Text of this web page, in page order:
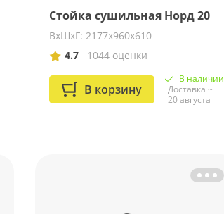
Стойка сушильная Норд 20
ВхШхГ: 2177х960х610
4.7
1044 оценки
В корзину
В наличии
Доставка ~
20 августа